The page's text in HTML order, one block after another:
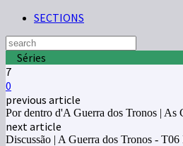
SECTIONS
Séries
7
0
previous article
Por dentro d'A Guerra dos Tronos | As
next article
Discussão | A Guerra dos Tronos - T06